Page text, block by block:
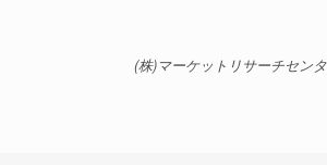
(株)マーケットリサーチセン